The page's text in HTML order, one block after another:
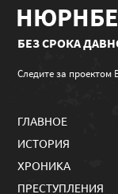
БЕЗ СРОКА
Следите за проектом
ГЛАВНОЕ
ИСТОРИЯ
ХРОНИКА
ПРЕСТУПЛЕНИЯ